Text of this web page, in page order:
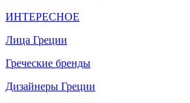
ИНТЕРЕСНОЕ
Лица Греции
Греческие бренды
Дизайнеры Греции